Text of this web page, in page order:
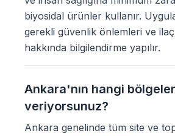
biyosidal ürünler kullanır.
gerekli güvenlik önlemleri ve
hakkında bilgilendirme yapılır.
Ankara'nın hangi
veriyorsunuz?
Ankara genelinde tüm site ve